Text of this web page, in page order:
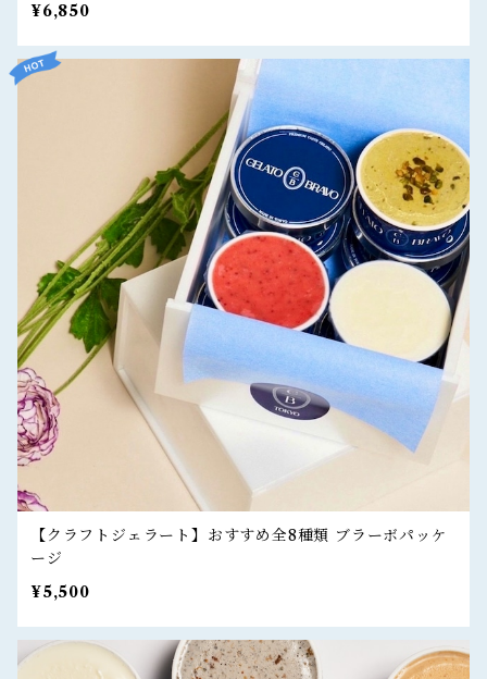
¥6,850
【クラフトジェラート】おすすめ全8種類 ブラーボパッケ
ージ
¥5,500